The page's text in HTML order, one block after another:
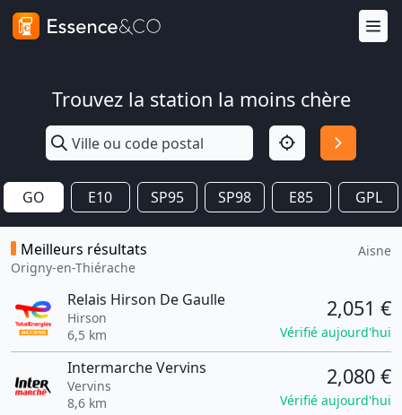
Trouvez la station la moins chère
GO E10 SP95 SP98 E85 GPL
Meilleurs résultats
Origny-en-Thiérache
Aisne
Relais Hirson De Gaulle
Hirson
6,5 km
2,051 €
Vérifié aujourd'hui
Intermarche Vervins
Vervins
8,6 km
2,080 €
Vérifié aujourd'hui